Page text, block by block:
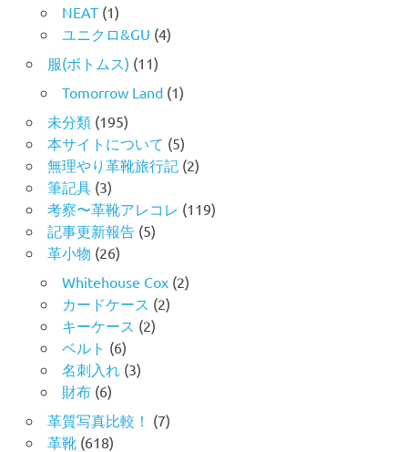
NEAT(1)
ユニクロ&GU (4)
服(ボトムス) (11)
Tomorrow Land(1)
未分類(195)
本サイトについて (5)
無理やり革靴旅行記 (2)
筆記具(3)
考察〜革靴アレコレ (119)
記事更新報告(5)
革小物 (26)
Whitehouse Cox(2)
カードケース (2)
キーケース (2)
ベルト (6)
名刺入れ (3)
財布(6)
革質写真比較！ (7)
革靴(618)